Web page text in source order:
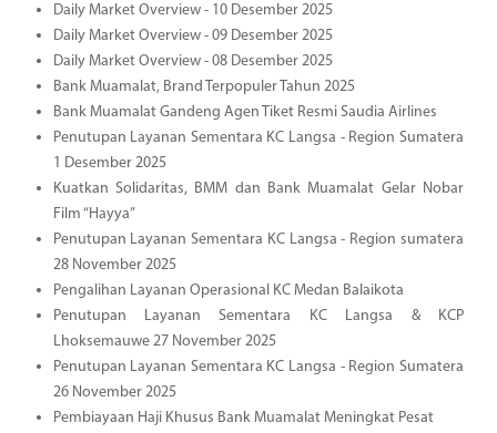
Daily Market Overview - 10 Desember 2025
Daily Market Overview - 09 Desember 2025
Daily Market Overview - 08 Desember 2025
Bank Muamalat, Brand Terpopuler Tahun 2025
Bank Muamalat Gandeng Agen Tiket Resmi Saudia Airlines
Penutupan Layanan Sementara KC Langsa - Region Sumatera
1 Desember 2025
Kuatkan Solidaritas, BMM dan Bank Muamalat Gelar Nobar
Film “Hayya”
Penutupan Layanan Sementara KC Langsa - Region sumatera
28 November 2025
Pengalihan Layanan Operasional KC Medan Balaikota
Penutupan Layanan Sementara KC Langsa & KCP
Lhoksemauwe 27 November 2025
Penutupan Layanan Sementara KC Langsa - Region Sumatera
26 November 2025
Pembiayaan Haji Khusus Bank Muamalat Meningkat Pesat